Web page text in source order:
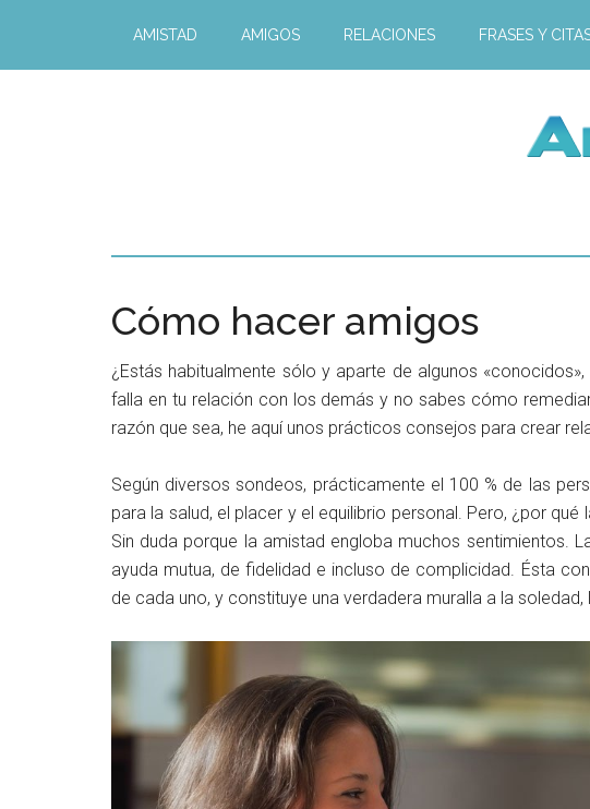
AMISTAD AMIGOS RELACIONES FRASES Y
Cómo hacer amigos
¿Estás habitualmente sólo y aparte de algunos
falla en tu relación con los demás y no sabes cómo
razón que sea, he aquí unos prácticos consejos para crear
Según diversos sondeos, prácticamente el 100 % de las
para la salud, el placer y el equilibrio personal. Pero, ¿por
Sin duda porque la amistad engloba muchos sentimientos.
ayuda mutua, de fidelidad e incluso de complicidad. Ésta
de cada uno, y constituye una verdadera muralla a la